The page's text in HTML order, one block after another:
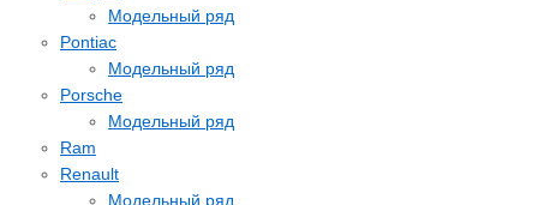
Модельный ряд
Pontiac
Модельный ряд
Porsche
Модельный ряд
Ram
Renault
Модельный ряд